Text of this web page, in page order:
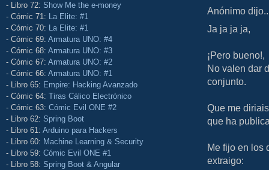
- Libro 72: Show Me the e-money
- Cómic 71: La Elite: #1
- Cómic 70: La Elite: #1
- Cómic 69: Armatura UNO: #4
- Cómic 68: Armatura UNO: #3
- Cómic 67: Armatura UNO: #2
- Cómic 66: Armatura UNO: #1
- Libro 65: Empire: Hacking Avanzado
- Cómic 64: Tiras Cálico Electrónico
- Cómic 63: Cómic Evil ONE #2
- Libro 62: Spring Boot
- Libro 61: Arduino para Hackers
- Libro 60: Machine Learning & Security
- Libro 59: Cómic Evil ONE #1
- Libro 58: Spring Boot & Angular
Anónimo
Ja ja ja ja,
¡Pero bueno!,
No valen dar
conjunto.
Que me
que ha
Me fijo en los
extraigo: